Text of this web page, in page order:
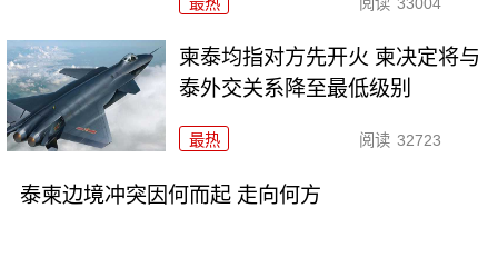
柬泰均指对方先开火 柬决定将与
泰外交关系降至最低级别
最热 阅读 32723
泰柬边境冲突因何而起 走向何方